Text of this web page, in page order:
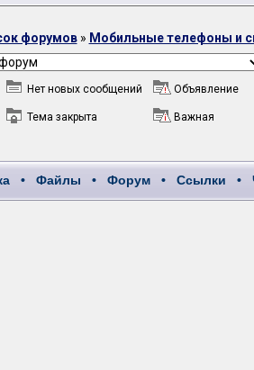
форумов» Мобильные телефоны и
Нет новых сообщений Объявление
Тема закрыта Важная
• Файлы • Форум • Ссылки •